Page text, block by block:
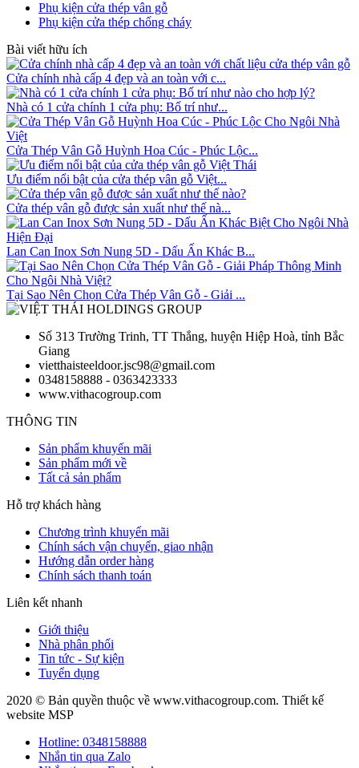
Phụ kiện cửa thép vân gỗ
Phụ kiện cửa thép chống cháy
Bài viết hữu ích
Cửa chính nhà cấp 4 đẹp và an toàn với c...
Nhà có 1 cửa chính 1 cửa phụ: Bố trí như...
Cửa Thép Vân Gỗ Huỳnh Hoa Cúc - Phúc Lộc...
Ưu điểm nổi bật của cửa thép vân gỗ Việt...
Cửa thép vân gỗ được sản xuất như thế nà...
Lan Can Inox Sơn Nung 5D - Dấu Ấn Khác B...
Tại Sao Nên Chọn Cửa Thép Vân Gỗ - Giải ...
Số 313 Trường Trinh, TT Thắng, huyện Hiệp Hoà, tỉnh Bắc
Giang
vietthaisteeldoor.jsc98@gmail.com
0348158888 - 0363423333
www.vithacogroup.com
THÔNG TIN
Sản phẩm khuyến mãi
Sản phẩm mới về
Tất cả sản phẩm
Hỗ trợ khách hàng
Chương trình khuyến mãi
Chính sách vận chuyển, giao nhận
Hướng dẫn order hàng
Chính sách thanh toán
Liên kết nhanh
Giới thiệu
Nhà phân phối
Tin tức - Sự kiện
Tuyển dụng
2020 © Bản quyền thuộc về www.vithacogroup.com. Thiết kế
website MSP
Hotline: 0348158888
Nhắn tin qua Zalo